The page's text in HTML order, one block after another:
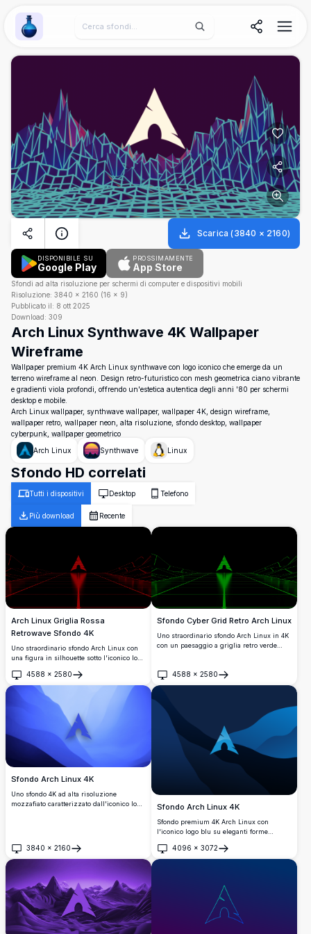
Wallpaper Alchemy
Scarica (3840 × 2160)
DISPONIBILE SU
Google Play
PROSSIMAMENTE
App Store
Sfondi ad alta risoluzione per schermi di computer e dispositivi mobili
Risoluzione: 3840 × 2160 (16 × 9)
Pubblicato il: 8 ott 2025
Download: 309
Arch Linux Synthwave 4K Wallpaper
Wireframe
Wallpaper premium 4K Arch Linux synthwave con logo iconico che emerge da un
terreno wireframe al neon. Design retro-futuristico con mesh geometrica ciano vibrante
e gradienti viola profondi, offrendo un'estetica autentica degli anni '80 per schermi
desktop e mobile.
Arch Linux wallpaper, synthwave wallpaper, wallpaper 4K, design wireframe,
wallpaper retro, wallpaper neon, alta risoluzione, sfondo desktop, wallpaper
cyberpunk, wallpaper geometrico
Arch Linux
Synthwave Linux
Sfondo HD correlati
Tutti i dispositivi Desktop Telefono
Più download Recente
Arch Linux Griglia Rossa
Retrowave Sfondo 4K
Uno straordinario sfondo Arch Linux con
una figura in silhouette sotto l'iconico logo
neon rossa retrowave scura. Perfetto per
gli appassionati di desktop che cercano
un'estetica cyberpunk ad alta risoluzione.
4588 × 2580
Apri
Sfondo Cyber Grid Retro Arch Linux
Uno straordinario sfondo Arch Linux in 4K
con un paesaggio a griglia retro verde
scuro, perfetto per la personalizzazione
del desktop.
4588 × 2580
Apri
Sfondo Arch Linux 4K
Uno sfondo 4K ad alta risoluzione
mozzafiato caratterizzato dall'iconico logo
Linux che apprezzano sfondi desktop
minimalisti ed eleganti.
3840 × 2160
Apri
Sfondo Arch Linux 4K
Sfondo premium 4K Arch Linux con
l'iconico logo blu su eleganti forme
profondo e blu. Perfetto sfondo desktop
ultra alta definizione per sviluppatori e
4096 × 3072
Apri